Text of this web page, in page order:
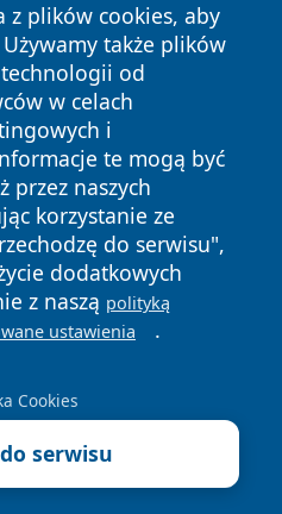
z plików cookies, aby
Używamy także plików
od
w celach
i
te mogą być
przez naszych
korzystanie ze
do serwisu",
dodatkowych
z naszą polityką
ustawienia .
Cookies
serwisu
Wszystkie prawa
Polityka
Cookies